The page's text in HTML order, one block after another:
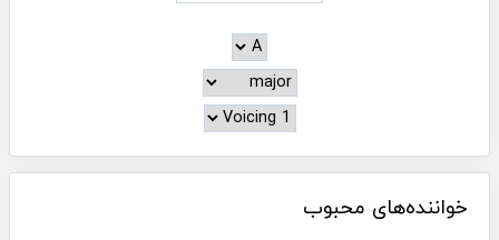
خواننده‌های محبوب